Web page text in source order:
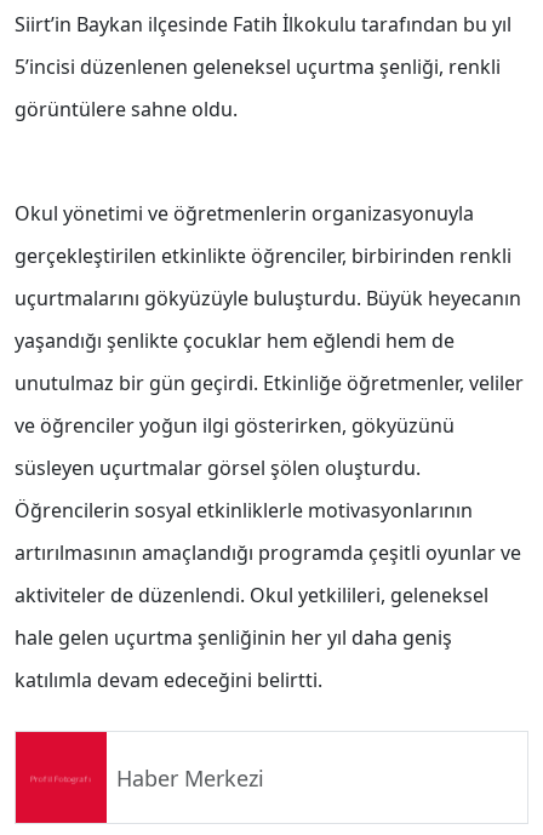
Siirt’in Baykan ilçesinde Fatih İlkokulu tarafından bu yıl
5’incisi düzenlenen geleneksel uçurtma şenliği, renkli
görüntülere sahne oldu.
Okul yönetimi ve öğretmenlerin organizasyonuyla
gerçekleştirilen etkinlikte öğrenciler, birbirinden renkli
uçurtmalarını gökyüzüyle buluşturdu. Büyük heyecanın
yaşandığı şenlikte çocuklar hem eğlendi hem de
unutulmaz bir gün geçirdi. Etkinliğe öğretmenler, veliler
ve öğrenciler yoğun ilgi gösterirken, gökyüzünü
süsleyen uçurtmalar görsel şölen oluşturdu.
Öğrencilerin sosyal etkinliklerle motivasyonlarının
artırılmasının amaçlandığı programda çeşitli oyunlar ve
aktiviteler de düzenlendi. Okul yetkilileri, geleneksel
hale gelen uçurtma şenliğinin her yıl daha geniş
katılımla devam edeceğini belirtti.
Haber Merkezi